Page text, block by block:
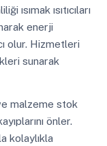
ısımak ısıtıcıları
enerji
olur. Hizmetleri
sunarak
malzeme stok
önler.
kolaylıkla